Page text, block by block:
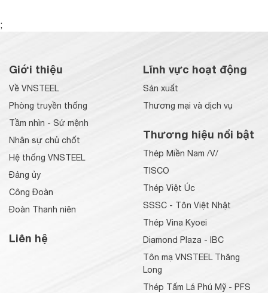
;
Giới thiệu
Về VNSTEEL
Phòng truyền thống
Tầm nhìn - Sứ mệnh
Nhân sự chủ chốt
Hệ thống VNSTEEL
Đảng ủy
Công Đoàn
Đoàn Thanh niên
Liên hệ
Lĩnh vực hoạt động
Sản xuất
Thương mại và dịch vụ
Thương hiệu nổi bật
Thép Miền Nam /V/
TISCO
Thép Việt Úc
SSSC - Tôn Việt Nhật
Thép Vina Kyoei
Diamond Plaza - IBC
Tôn mạ VNSTEEL Thăng
Long
Thép Tấm Lá Phú Mỹ - PFS